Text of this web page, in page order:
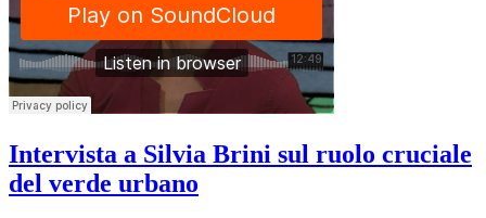
Intervista a Silvia Brini sul ruolo cruciale
del verde urbano